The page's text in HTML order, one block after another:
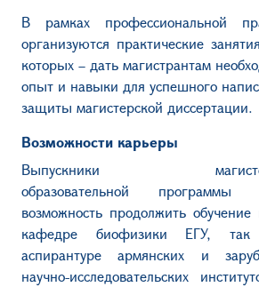
В рамках профессиональной
организуются практические
которых – дать магистрантам
опыт и навыки для успешного
защиты магистерской диссертации.
Возможности карьеры
Выпускники
образовательной программы
возможность продолжить обучение
кафедре биофизики ЕГУ,
аспирантуре армянских и
научно-исследовательских